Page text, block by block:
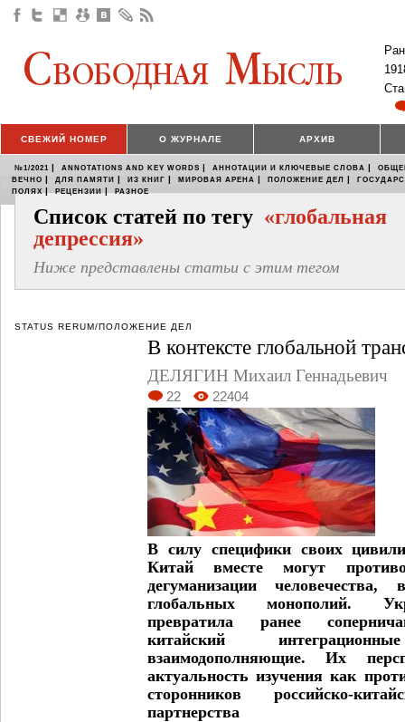
СВЕЖИЙ НОМЕР О ЖУРНАЛЕ АРХИВ
№1/2021 | ANNOTATIONS AND KEY WORDS | АННОТАЦИИ И КЛЮЧЕВЫЕ СЛОВА |
ВЕЧНО | ДЛЯ ПАМЯТИ | ИЗ КНИГ | МИРОВАЯ АРЕНА | ПОЛОЖЕНИЕ ДЕЛ |
ПОЛЯХ | РЕЦЕНЗИИ | РАЗНОЕ
Список статей по тегу «глобальная
депрессия»
Ниже представлены статьи с этим тегом
STATUS RERUM/ПОЛОЖЕНИЕ ДЕЛ
В контексте глобальной
ДЕЛЯГИН Михаил Геннадьевич
22 22404
В силу специфики своих
Китай вместе могут
дегуманизации человечества,
глобальных монополий.
превратила ранее
китайский
взаимодополняющие. Их
актуальность изучения как
сторонников российско-
партнерства